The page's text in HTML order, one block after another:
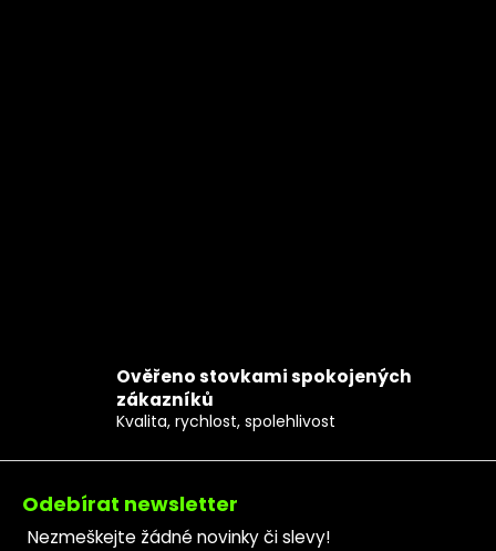
Ověřeno stovkami spokojených
zákazníků
Kvalita, rychlost, spolehlivost
Zápatí
Odebírat newsletter
Nezmeškejte žádné novinky či slevy!